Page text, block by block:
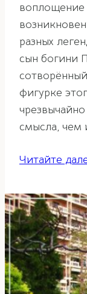
воплощение
разных
сын богини
фигурке
смысла, чем
Читайте